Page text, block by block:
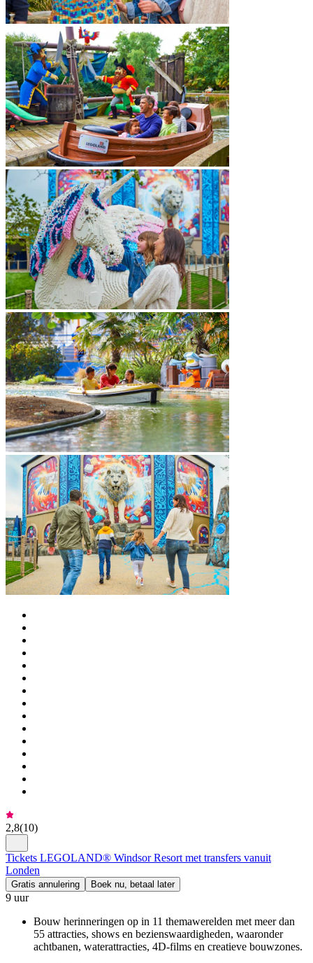
2,8(10)
Tickets LEGOLAND® Windsor Resort met transfers vanuit
Londen
Gratis annulering Boek nu, betaal later
9 uur
Bouw herinneringen op in 11 themawerelden met meer dan
55 attracties, shows en bezienswaardigheden, waaronder
achtbanen, waterattracties, 4D-films en creatieve bouwzones.